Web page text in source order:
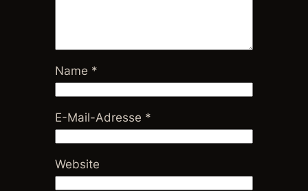
Name *
E-Mail-Adresse *
Website